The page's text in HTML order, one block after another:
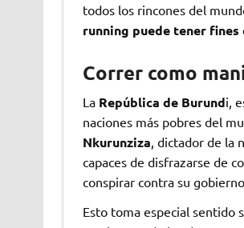
todos los rincones del
running puede tener fines
Correr como
La República de Burundi,
naciones más pobres del
Nkurunziza, dictador de la
capaces de disfrazarse de
conspirar contra su
Esto toma especial sentido